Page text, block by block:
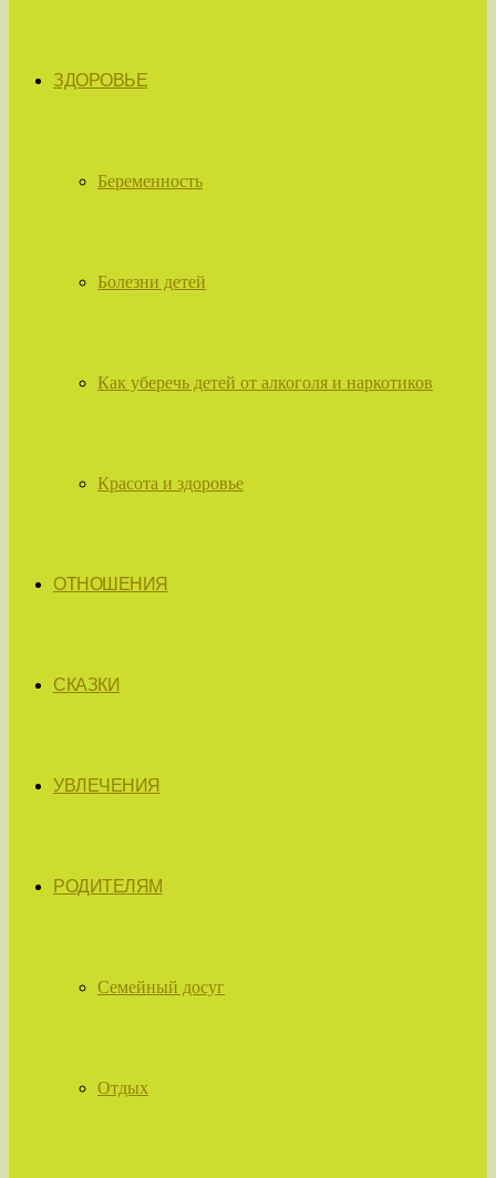
ЗДОРОВЬЕ
Беременность
Болезни детей
Как уберечь детей от алкоголя и наркотиков
Красота и здоровье
ОТНОШЕНИЯ
СКАЗКИ
УВЛЕЧЕНИЯ
РОДИТЕЛЯМ
Семейный досуг
Отдых